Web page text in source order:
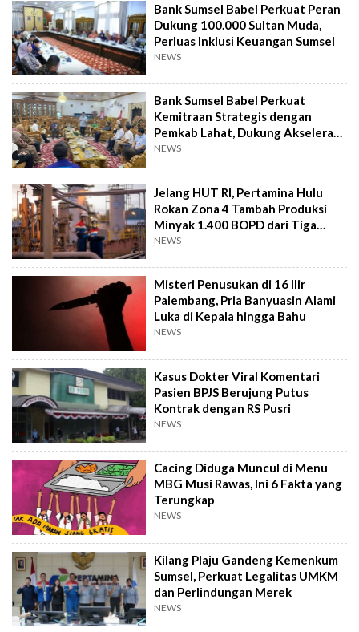
Bank Sumsel Babel Perkuat Peran
Dukung 100.000 Sultan Muda,
Perluas Inklusi Keuangan Sumsel
NEWS
Bank Sumsel Babel Perkuat
Kemitraan Strategis dengan
Pemkab Lahat, Dukung Akselerasi
Ekonomi Daerah
NEWS
Jelang HUT RI, Pertamina Hulu
Rokan Zona 4 Tambah Produksi
Minyak 1.400 BOPD dari Tiga
Sumur Baru
NEWS
Misteri Penusukan di 16 Ilir
Palembang, Pria Banyuasin Alami
Luka di Kepala hingga Bahu
NEWS
Kasus Dokter Viral Komentari
Pasien BPJS Berujung Putus
Kontrak dengan RS Pusri
NEWS
Cacing Diduga Muncul di Menu
MBG Musi Rawas, Ini 6 Fakta yang
Terungkap
NEWS
Kilang Plaju Gandeng Kemenkum
Sumsel, Perkuat Legalitas UMKM
dan Perlindungan Merek
NEWS